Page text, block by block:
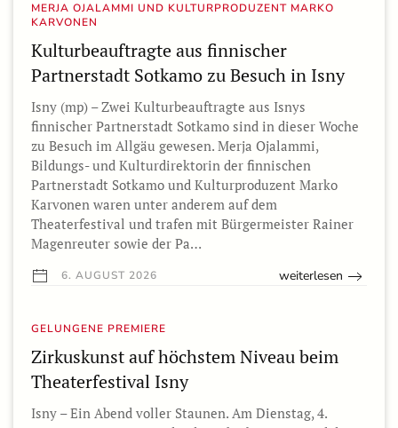
MERJA OJALAMMI UND KULTURPRODUZENT MARKO
KARVONEN
Kulturbeauftragte aus finnischer
Partnerstadt Sotkamo zu Besuch in Isny
Isny (mp) – Zwei Kulturbeauftragte aus Isnys
finnischer Partnerstadt Sotkamo sind in dieser Woche
zu Besuch im Allgäu gewesen. Merja Ojalammi,
Bildungs- und Kulturdirektorin der finnischen
Partnerstadt Sotkamo und Kulturproduzent Marko
Karvonen waren unter anderem auf dem
Theaterfestival und trafen mit Bürgermeister Rainer
Magenreuter sowie der Pa…
6. AUGUST 2026 weiterlesen
GELUNGENE PREMIERE
Zirkuskunst auf höchstem Niveau beim
Theaterfestival Isny
Isny – Ein Abend voller Staunen. Am Dienstag, 4.